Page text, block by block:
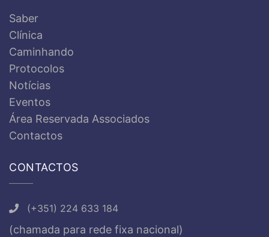
Saber
Clínica
Caminhando
Protocolos
Notícias
Eventos
Área Reservada Associados
Contactos
CONTACTOS
(+351) 224 633 184
(chamada para rede fixa nacional)